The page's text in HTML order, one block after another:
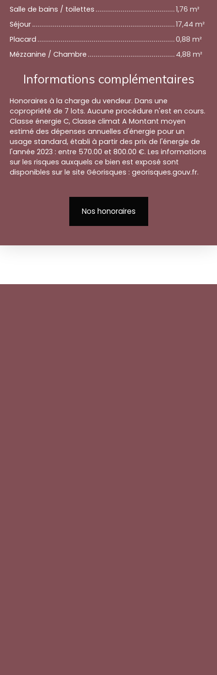
Salle de bains / toilettes
1,76 m²
Séjour
17,44 m²
Placard
0,88 m²
Mézzanine / Chambre
4,88 m²
Informations complémentaires
Honoraires à la charge du vendeur. Dans une
copropriété de 7 lots. Aucune procédure n'est en cours.
Classe énergie C, Classe climat A Montant moyen
estimé des dépenses annuelles d'énergie pour un
usage standard, établi à partir des prix de l'énergie de
l'année 2023 : entre 570.00 et 800.00 €. Les informations
sur les risques auxquels ce bien est exposé sont
disponibles sur le site Géorisques : georisques.gouv.fr.
Nos honoraires